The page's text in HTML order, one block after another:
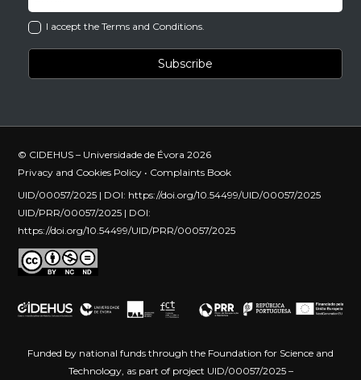
I accept the Terms and Conditions.
© CIDEHUS – Universidade de Évora 2026
Privacy and Cookies Policy • Complaints Book
UID/00057/2025 | DOI: https://doi.org/10.54499/UID/00057/2025
UID/PRR/00057/2025 | DOI:
https://doi.org/10.54499/UID/PRR/00057/2025
Funded by national funds through the Foundation for Science and
Technology, as part of project UID/00057/2025 –